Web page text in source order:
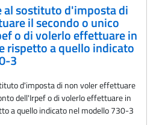
al sostituto d'imposta di
il secondo o unico
o di volerlo effettuare in
rispetto a quello indicato
3
d'imposta di non voler effettuare
dell'Irpef o di volerlo effettuare in
a quello indicato nel modello 730-3